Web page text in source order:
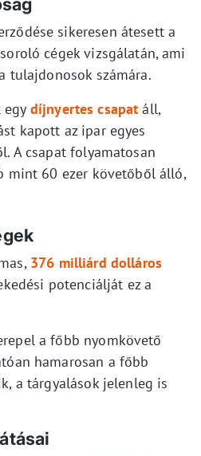
sikeresen átesett a
cégek vizsgálatán, ami
tulajdonosok számára.
egy díjnyertes csapat áll,
kapott az ipar egyes
A csapat folyamatosan
mint 60 ezer követőből álló,
376 milliárd dolláros
potenciálját ez a
a főbb nyomkövető
hamarosan a főbb
a tárgyalások jelenleg is